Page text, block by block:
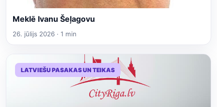
Meklē Ivanu Šeļagovu
26. jūlijs 2026 · 1 min
LATVIEŠU PASAKAS UN TEIKAS